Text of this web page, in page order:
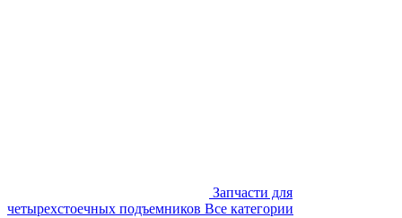
Запчасти для
четырехстоечных подъемников Все категории